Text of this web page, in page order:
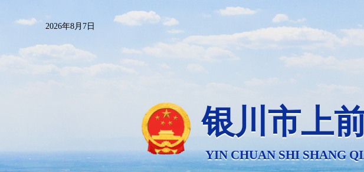
2026年8月7日
银川市上
YIN CHUAN SHI SHANG